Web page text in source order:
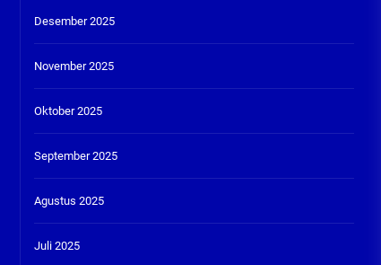
Desember 2025
November 2025
Oktober 2025
September 2025
Agustus 2025
Juli 2025